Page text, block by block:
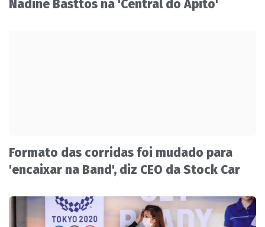
Nadine Basttos na 'Central do Apito'
Formato das corridas foi mudado para
'encaixar na Band', diz CEO da Stock Car